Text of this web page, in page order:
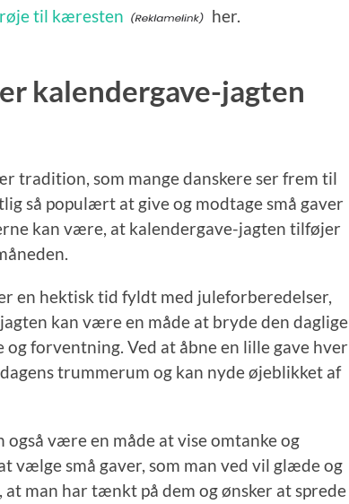
til kæresten her.
kalendergave-jagten
tradition, som mange danskere ser frem til
så populært at give og modtage små gaver
kan være, at kalendergave-jagten tilføjer
en hektisk tid fyldt med juleforberedelser,
kan være en måde at bryde den daglige
forventning. Ved at åbne en lille gave hver
trummerum og kan nyde øjeblikket af
være en måde at vise omtanke og
vælge små gaver, som man ved vil glæde og
man har tænkt på dem og ønsker at sprede